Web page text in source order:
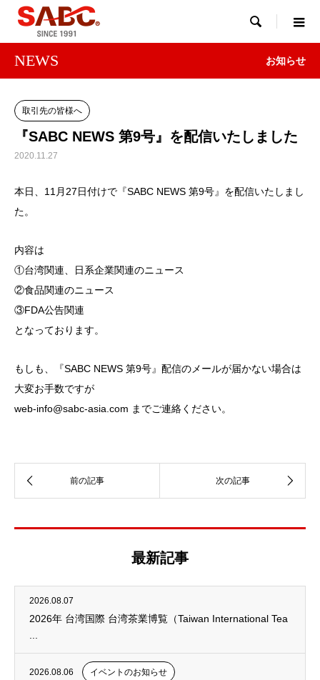

NEWS お知らせ
取引先の皆様へ
『SABC NEWS 第9号』を配信いたしました
2020.11.27
本日、11月27日付けで『SABC NEWS 第9号』を配信いたしまし
た。
内容は
①台湾関連、日系企業関連のニュース
②食品関連のニュース
③FDA公告関連
となっております。
もしも、『SABC NEWS 第9号』配信のメールが届かない場合は
大変お手数ですが
web-info@sabc-asia.com までご連絡ください。
最新記事
2026.08.07
2026年 台湾国際 台湾茶業博覧（Taiwan International Tea
2026.08.06 イベントのお知らせ